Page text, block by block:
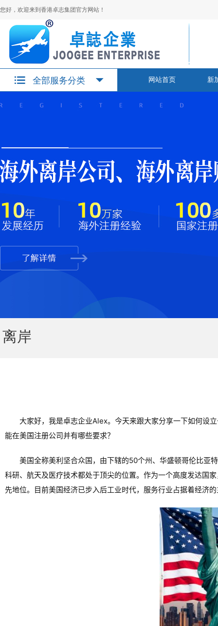
您好，欢迎来到香港卓志集团官方网站！
全部服务分类 网站首页 新
离岸
大家好，我是卓志企业Alex。今天来跟大家分享一下如何设
能在美国注册公司并有哪些要求？
美国全称美利坚合众国，由下辖的50个州、华盛顿哥伦比亚
科研、航天及医疗技术都处于顶尖的位置。作为一个高度发达国
先地位。目前美国经济已步入后工业时代，服务行业占据着经济